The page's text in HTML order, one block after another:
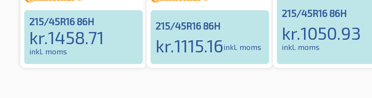
215/45R16 86H
kr.1458.71
inkl. moms
215/45R16 86H
kr.1115.16inkl. moms
215/45R16 86H
kr.1050.93
inkl. moms